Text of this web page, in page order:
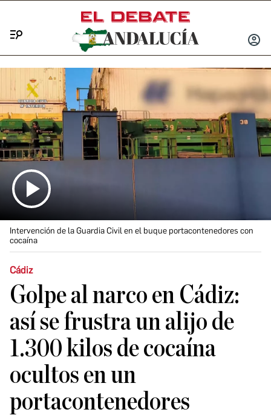
INICIAR
Intervención de la Guardia Civil en el buque portacontenedores con
cocaína
Cádiz
Golpe al narco en Cádiz:
así se frustra un alijo de
1.300 kilos de cocaína
ocultos en un
portacontenedores